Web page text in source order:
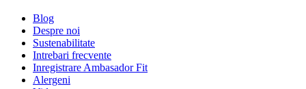
Blog
Despre noi
Sustenabilitate
Intrebari frecvente
Inregistrare Ambasador Fit
Alergeni